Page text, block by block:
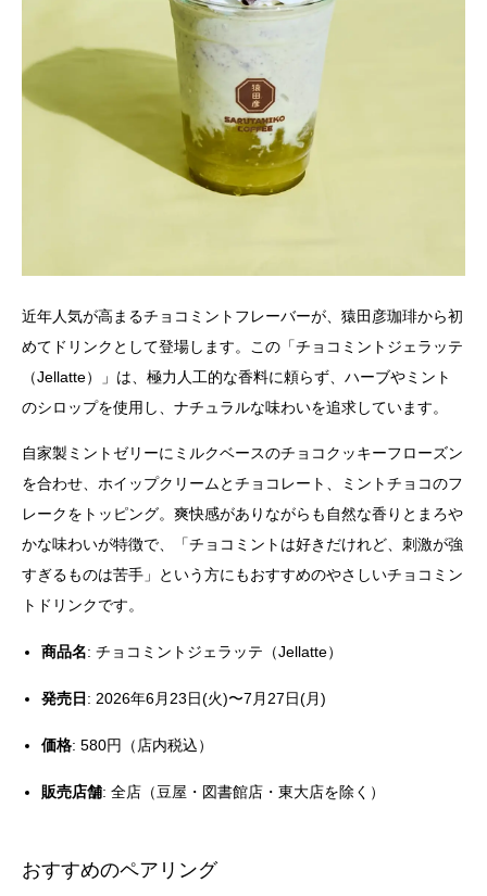
近年人気が高まるチョコミントフレーバーが、猿田彦珈琲から初
めてドリンクとして登場します。この「チョコミントジェラッテ
（Jellatte）」は、極力人工的な香料に頼らず、ハーブやミント
のシロップを使用し、ナチュラルな味わいを追求しています。
自家製ミントゼリーにミルクベースのチョコクッキーフローズン
を合わせ、ホイップクリームとチョコレート、ミントチョコのフ
レークをトッピング。爽快感がありながらも自然な香りとまろや
かな味わいが特徴で、「チョコミントは好きだけれど、刺激が強
すぎるものは苦手」という方にもおすすめのやさしいチョコミン
トドリンクです。
商品名: チョコミントジェラッテ（Jellatte）
発売日 : 2026年6月23日(火)〜7月27日(月)
価格: 580円（店内税込）
販売店舗: 全店（豆屋・図書館店・東大店を除く）
おすすめのペアリング